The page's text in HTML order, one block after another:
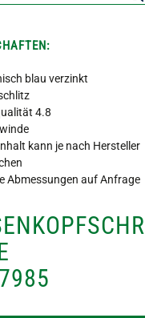
blau verzinkt
4.8
kann je nach Hersteller
Abmessungen auf Anfrage